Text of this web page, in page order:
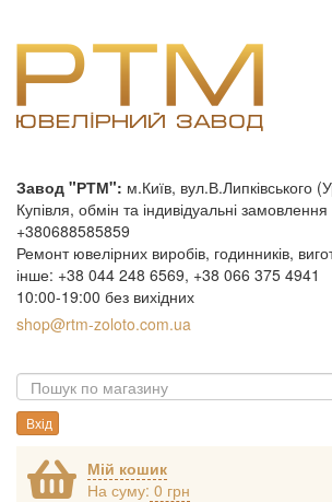
Завод "РТМ": м.Київ, вул.В.Липківського
Купівля, обмін та індивідуальні
+380688585859
Ремонт ювелірних виробів, годинників,
інше: +38 044 248 6569, +38 066 375 4941
10:00-19:00 без вихідних
shop@rtm-zoloto.com.ua
Вхід
Мій кошик
На суму: 0 грн